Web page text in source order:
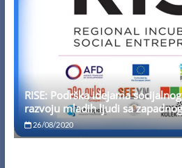
RISE: Podrška idejama
razvoju mladih ljudi sa
26/08/2020